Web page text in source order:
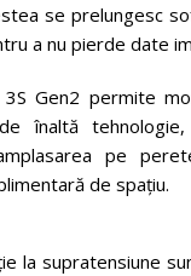
se prelungesc
a nu pierde date
Gen2 permite
înaltă tehnologie,
pe
de spațiu.
la supratensiune